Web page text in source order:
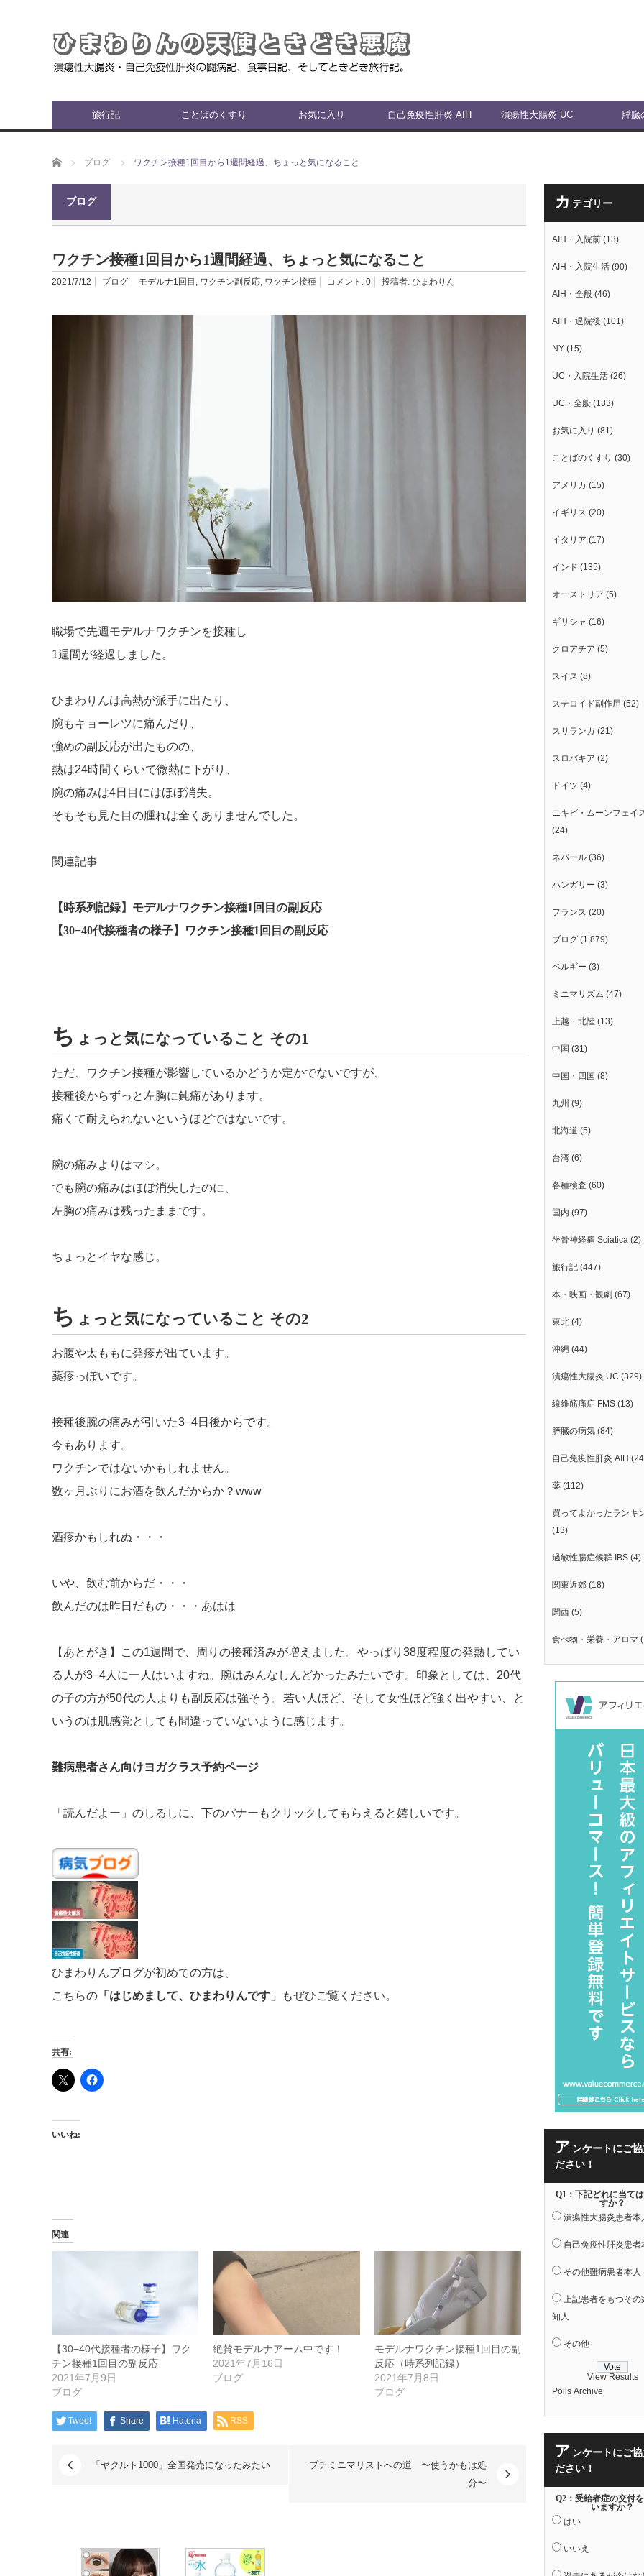
旅行記 ことばのくすり お気に入り 自己免疫性肝炎 AIH 潰瘍性大腸炎 UC 膵臓
ホーム ブログ ワクチン接種1回目から1週間経過、ちょっと気になること
ブログ
ワクチン接種1回目から1週間経過、ちょっと気になること
2021/7/12 ブログ モデルナ1回目 , ワクチン副反応, ワクチン接種 コメント: 0 投稿者: ひまわりん
職場で先週モデルナワクチンを接種し
1週間が経過しました。
ひまわりんは高熱が派手に出たり、
腕もキョーレツに痛んだり、
強めの副反応が出たものの、
熱は24時間くらいで微熱に下がり、
腕の痛みは4日目にはほぼ消失。
そもそも見た目の腫れは全くありませんでした。
関連記事
【時系列記録】モデルナワクチン接種1回目の副反応
【30−40代接種者の様子】ワクチン接種1回目の副反応
ち ょっと気になっていること その1
ただ、ワクチン接種が影響しているかどうか定かでないですが、
接種後からずっと左胸に鈍痛があります。
痛くて耐えられないというほどではないです。
腕の痛みよりはマシ。
でも腕の痛みはほぼ消失したのに、
左胸の痛みは残ったままです。
ちょっとイヤな感じ。
ち ょっと気になっていること その2
お腹や太ももに発疹が出ています。
薬疹っぽいです。
接種後腕の痛みが引いた3−4日後からです。
今もあります。
ワクチンではないかもしれません。
数ヶ月ぶりにお酒を飲んだからか？www
酒疹かもしれぬ・・・
いや、飲む前からだ・・・
飲んだのは昨日だもの・・・あはは
【あとがき】この1週間で、周りの接種済みが増えました。やっぱり38度程度の発熱してい
る人が3−4人に一人はいますね。腕はみんなしんどかったみたいです。印象としては、20代
の子の方が50代の人よりも副反応は強そう。若い人ほど、そして女性ほど強く出やすい、と
いうのは肌感覚としても間違っていないように感じます。
難病患者さん向けヨガクラス予約ページ
「読んだよー」のしるしに、下のバナーもクリックしてもらえると嬉しいです。
ひまわりんブログが初めての方は、
こちらの 「はじめまして、ひまわりんです」 もぜひご覧ください。
共有:
いいね:
関連
【30−40代接種者の様子】ワク
チン接種1回目の副反応
2021年7月9日
ブログ
絶賛モデルナアーム中です！
2021年7月16日
ブログ
モデルナワクチン接種1回目の副
反応（時系列記録）
2021年7月8日
ブログ
Tweet Share Hatena RSS
「ヤクルト1000」全国発売になったみたい
プチミニマリストへの道 〜使うかもは処
分〜
カ テゴリー
AIH・入院前 (13)
AIH・入院生活 (90)
AIH・全般 (46)
AIH・退院後 (101)
NY (15)
UC・入院生活 (26)
UC・全般 (133)
お気に入り (81)
ことばのくすり (30)
アメリカ (15)
イギリス (20)
イタリア (17)
インド (135)
オーストリア (5)
ギリシャ (16)
クロアチア (5)
スイス (8)
ステロイド副作用 (52)
スリランカ (21)
スロバキア (2)
ドイツ (4)
ニキビ・ムーンフェイ
(24)
ネパール (36)
ハンガリー (3)
フランス (20)
ブログ (1,879)
ベルギー (3)
ミニマリズム (47)
上越・北陸 (13)
中国 (31)
中国・四国 (8)
九州 (9)
北海道 (5)
台湾 (6)
各種検査 (60)
国内 (97)
坐骨神経痛 Sciatica (2)
旅行記 (447)
本・映画・観劇 (67)
東北 (4)
沖縄 (44)
潰瘍性大腸炎 UC (329)
線維筋痛症 FMS (13)
膵臓の病気 (84)
自己免疫性肝炎 AIH
薬 (112)
買ってよかったランキ
(13)
過敏性腸症候群 IBS (4)
関東近郊 (18)
関西 (5)
食べ物・栄養・アロマ
ア ンケートにご
ださい！
Q1：下記どれに当て
すか？
潰瘍性大腸炎患者本
自己免疫性肝炎患者
その他難病患者本人
上記患者をもつその
知人
その他
View Results
Polls Archive
ア ンケートにご
ださい！
Q2：受給者症の交付
いますか？
はい
いいえ